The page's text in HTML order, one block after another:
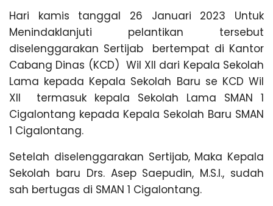
Hari kamis tanggal 26 Januari 2023 Untuk
Menindaklanjuti pelantikan tersebut
diselenggarakan Sertijab bertempat di Kantor
Cabang Dinas (KCD) Wil XII dari Kepala Sekolah
Lama kepada Kepala Sekolah Baru se KCD Wil
XII termasuk kepala Sekolah Lama SMAN 1
Cigalontang kepada Kepala Sekolah Baru SMAN
1 Cigalontang.
Setelah diselenggarakan Sertijab, Maka Kepala
Sekolah baru Drs. Asep Saepudin, M.S.I., sudah
sah bertugas di SMAN 1 Cigalontang.